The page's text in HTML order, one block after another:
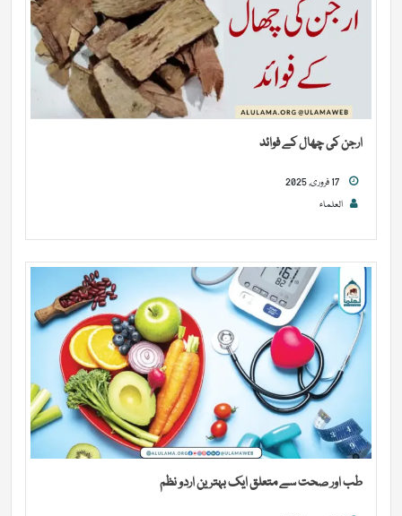
ارجن کی چھال کے فوائد
العلماء
طب اور صحت سے متعلق ایک بہترین اردو نظم